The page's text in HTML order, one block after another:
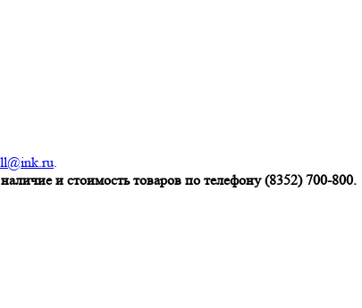
.
и стоимость товаров по телефону (8352) 700-800.